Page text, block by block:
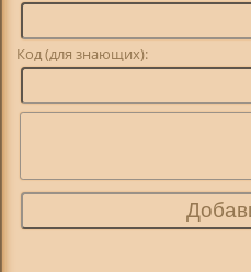
Код (для знающих):